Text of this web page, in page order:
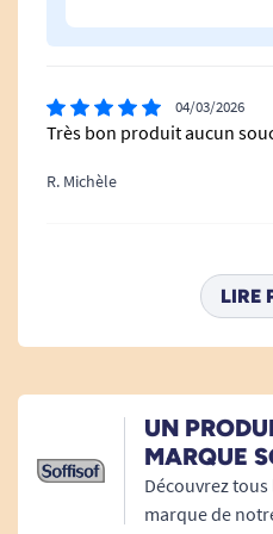
04/03/2026
Très bon produit aucun
R. Michèle
RAS très bonne qualité
14/11/2025
Très bonne qualite
LIRE
UN
MARQUE
Découvrez
marque de